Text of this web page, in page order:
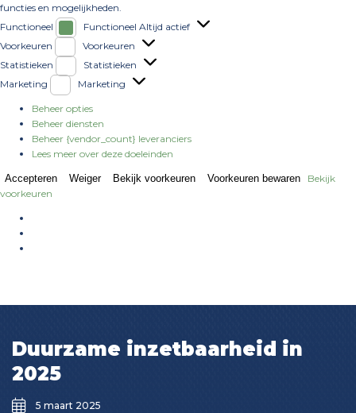
functies en mogelijkheden.
Functioneel
Functioneel Altijd actief
Voorkeuren
Voorkeuren
Statistieken
Statistieken
Marketing
Marketing
Beheer opties
Beheer diensten
Beheer {vendor_count} leveranciers
Lees meer over deze doeleinden
Accepteren Weiger Bekijk voorkeuren Voorkeuren bewaren
Bekijk
voorkeuren
Duurzame inzetbaarheid in
2025
5 maart 2025